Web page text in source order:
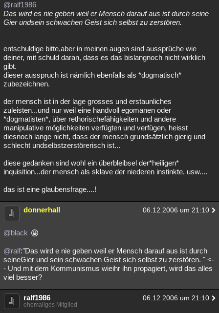
@ralf1986
Das wird es nie geben weil er Mensch darauf aus ist durch seine
Gier undsein schwachen Geist sich selbst zu zerstören.
entschuldige bitte,aber in meinen augen sind aussprüche wie
deiner, mit schuld daran, dass es das bislangnoch nicht wirklich
gibt.
dieser ausspruch ist nämlich ebenfalls als *dogmatisch*
zubezeichnen.
der mensch ist in der lage grosses und erstaunliches
zuleisten...und nur weil eine handvoll egomanen oder
*dogmatisten*, über rethorischefähigkeiten und andere
manipulative möglichkeiten verfügten und verfügen, heisst
diesnoch lange nicht, dass der mensch grundsätzlich gierig und
schlecht undselbstzerstörerisch ist...
diese gedanken sind wohl ein überbleibsel der*heiligen*
inquisition...der mensch als sklave der niederen instinkte, usw....
das ist eine glaubensfrage....!
donnerhall 06.12.2006 um 21:10
@black
@ralf:"Das wird e nie geben weil er Mensch darauf aus ist durch
seineGier und sein schwachen Geist sich selbst zu zerstören. " <-
- Und mit dem Kommunismus wieihr ihn propagiert, wird das alles
viel besser?
ralf1986 06.12.2006 um 21:10
ehemaliges Mitglied